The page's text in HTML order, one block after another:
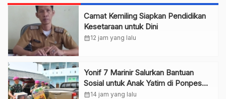
Camat Kemiling Siapkan Pendidikan
Kesetaraan untuk Dini
calendar_month12 jam yang lalu
Yonif 7 Marinir Salurkan Bantuan
Sosial untuk Anak Yatim di Ponpes
Nurul Huda
calendar_month14 jam yang lalu